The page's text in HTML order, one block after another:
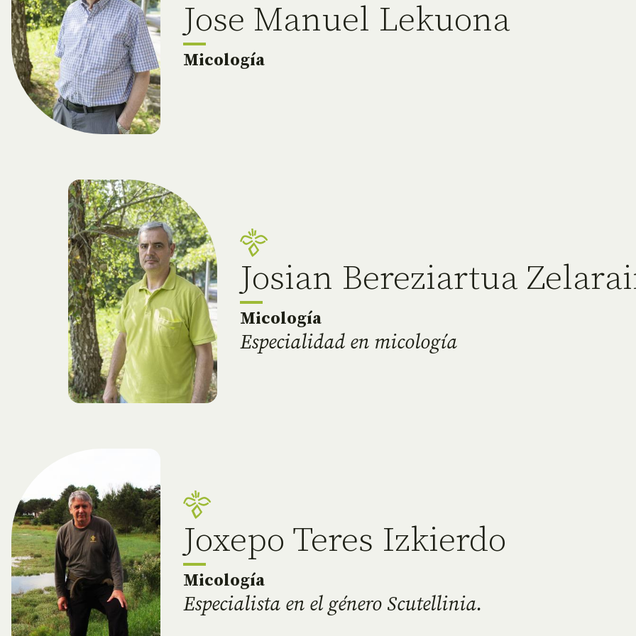
Jose Manuel Lekuona
Micología
Josian Bereziartua
Micología
Especialidad en micología
Joxepo Teres Izkierdo
Micología
Especialista en el género Scutellinia.